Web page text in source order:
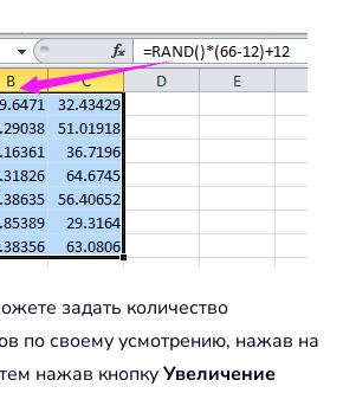
задать количество
по своему усмотрению, нажав на
нажав кнопкуУвеличение